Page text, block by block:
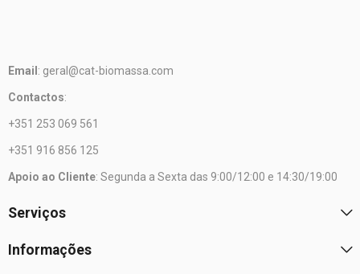
Email : geral@cat-biomassa.com
Contactos:
+351 253 069 561
+351 916 856 125
Apoio ao Cliente: Segunda a Sexta das 9:00/12:00 e 14:30/19:00
Serviços
Informações